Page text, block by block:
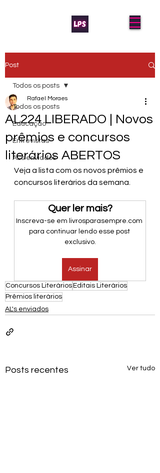
Post
Todos os posts
Educação
Entrevistas
AL's enviados
Todos os posts
AL224 LIBERADO | Novos
prêmios e concursos
literários ABERTOS
Rafael Moraes
Veja a lista com os novos prêmios e
concursos literários da semana.
Quer ler mais?
Inscreva-se em livrosparasempre.com
para continuar lendo esse post
exclusivo.
Assinar
Concursos Literários Editais Literários
Prêmios literários
AL's enviados
Posts recentes Ver tudo